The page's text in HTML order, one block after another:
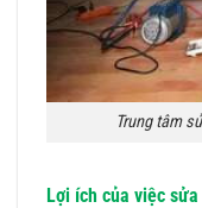
Trung tâm
Lợi ích của việc